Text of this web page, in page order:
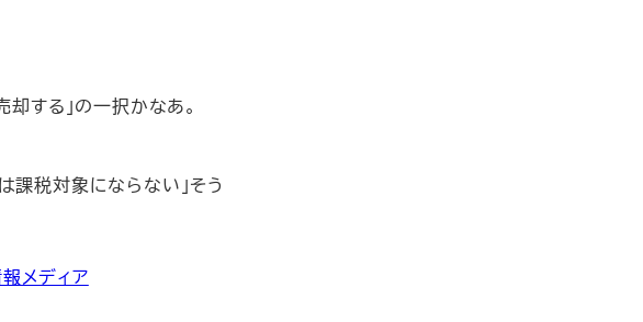
する」の一択かなあ。
課税対象にならない」そう
メディア